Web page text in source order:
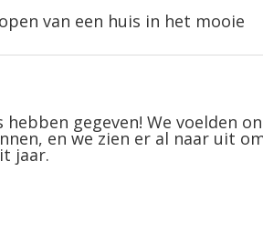
van een huis in het mooie
gegeven! We voelden
en we zien er al naar uit
jaar.